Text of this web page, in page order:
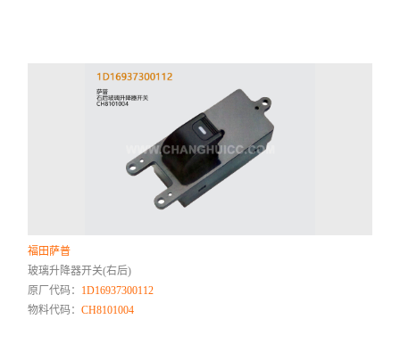
福田萨普
玻璃升降器开关(右后)
原厂代码： 1D16937300112
物料代码：CH8101004